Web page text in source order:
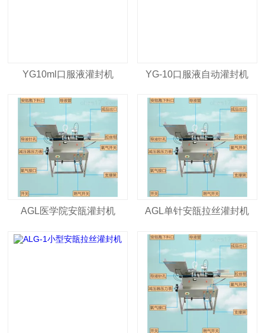
YG10ml口服液灌封机 YG-10口服液自动灌封机
AGL医学院安瓿灌封机 AGL单针安瓿拉丝灌封机